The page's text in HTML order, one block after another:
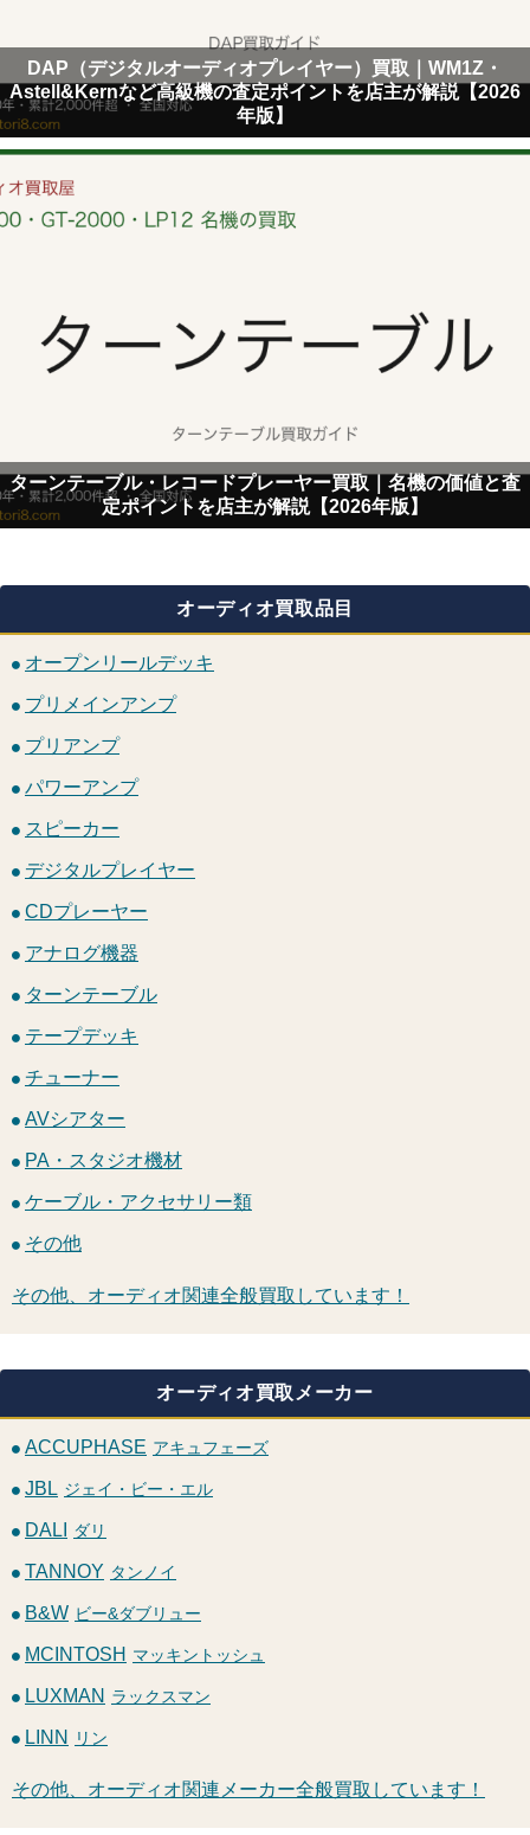
DAP（デジタルオーディオプレイヤー）買取｜WM1Z・
Astell&Kernなど高級機の査定ポイントを店主が解説【2026
年版】
ターンテーブル・レコードプレーヤー買取｜名機の価値と査
定ポイントを店主が解説【2026年版】
オーディオ買取品目
オープンリールデッキ
プリメインアンプ
プリアンプ
パワーアンプ
スピーカー
デジタルプレイヤー
CDプレーヤー
アナログ機器
ターンテーブル
テープデッキ
チューナー
AVシアター
PA・スタジオ機材
ケーブル・アクセサリー類
その他
その他、オーディオ関連全般買取しています！
オーディオ買取メーカー
ACCUPHASE アキュフェーズ
JBL ジェイ・ビー・エル
DALI ダリ
TANNOY タンノイ
B&W ビー&ダブリュー
MCINTOSH マッキントッシュ
LUXMAN ラックスマン
LINN リン
その他、オーディオ関連メーカー全般買取しています！